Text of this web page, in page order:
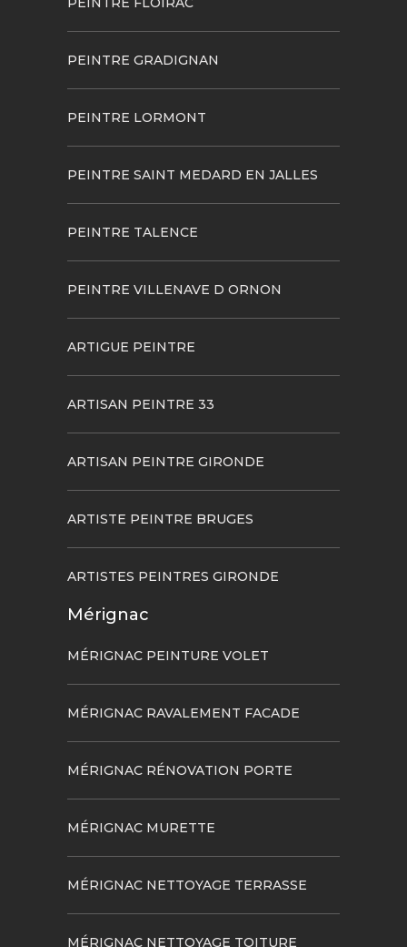
PEINTRE GRADIGNAN
PEINTRE LORMONT
PEINTRE SAINT MEDARD EN JALLES
PEINTRE TALENCE
PEINTRE VILLENAVE D ORNON
ARTIGUE PEINTRE
ARTISAN PEINTRE 33
ARTISAN PEINTRE GIRONDE
ARTISTE PEINTRE BRUGES
ARTISTES PEINTRES GIRONDE
Mérignac
MÉRIGNAC PEINTURE VOLET
MÉRIGNAC RAVALEMENT FACADE
MÉRIGNAC RÉNOVATION PORTE
MÉRIGNAC MURETTE
MÉRIGNAC NETTOYAGE TERRASSE
MÉRIGNAC NETTOYAGE TOITURE